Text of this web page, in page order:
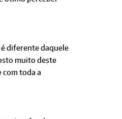
diferente daquele
muito deste
com toda a